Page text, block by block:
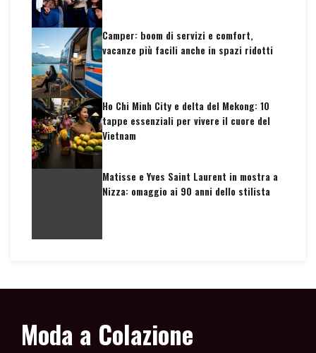
Camper: boom di servizi e comfort,
vacanze più facili anche in spazi ridotti
Ho Chi Minh City e delta del Mekong: 10
tappe essenziali per vivere il cuore del
Vietnam
Matisse e Yves Saint Laurent in mostra a
Nizza: omaggio ai 90 anni dello stilista
Moda a Colazione